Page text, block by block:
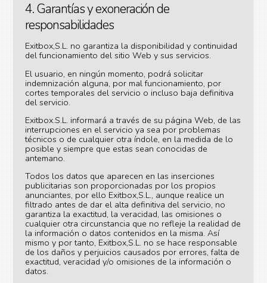
4. Garantías y exoneración de
responsabilidades
Exitbox,S.L. no garantiza la disponibilidad y continuidad
del funcionamiento del sitio Web y sus servicios.
El usuario, en ningún momento, podrá solicitar
indemnización alguna, por mal funcionamiento, por
cortes temporales del servicio o incluso baja definitiva
del servicio.
Exitbox.S.L. informará a través de su página Web, de las
interrupciones en el servicio ya sea por problemas
técnicos o de cualquier otra índole, en la medida de lo
posible y siempre que estas sean conocidas de
antemano.
Todos los datos que aparecen en las inserciones
publicitarias son proporcionadas por los propios
anunciantes, por ello Exitbox,S.L., aunque realice un
filtrado antes de dar el alta definitiva del servicio, no
garantiza la exactitud, la veracidad, las omisiones o
cualquier otra circunstancia que no refleje la realidad de
la información o datos contenidos en la misma. Así
mismo y por tanto, Exitbox,S.L. no se hace responsable
de los daños y perjuicios causados por errores, falta de
exactitud, veracidad y/o omisiones de la información o
datos.